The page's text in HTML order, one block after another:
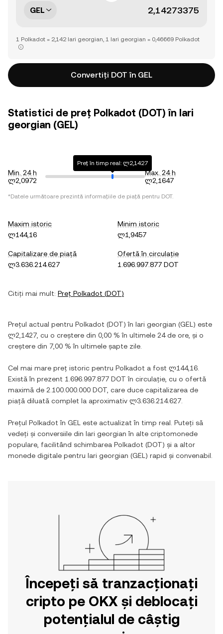
GEL
1 Polkadot = 2,142 lari georgian, 1 lari georgian = 0,46669 Polkadot
Convertiți DOT în GEL
Statistici de preț Polkadot (DOT) în lari
georgian (GEL)
Min. 24 h
ლ2,0972
Preț în timp real: ლ2,1427
Max. 24 h
ლ2,1647
*Datele următoare prezintă informațiile de piață pentru DOT.
Maxim istoric
ლ144,16
Minim istoric
ლ1,9457
Capitalizare de piață
ლ3.636.214.627
Ofertă în circulație
1.696.997.877 DOT
Citiți mai mult: Preț Polkadot (DOT)
Prețul actual pentru Polkadot (DOT) în lari georgian (GEL ) este
ლ2,1427 , cu o creștere din 0,00 % în ultimele 24 de ore, și o
creștere din 7,00 % în ultimele șapte zile.
Cel mai mare preț istoric pentru Polkadot a fost ლ144,16
Există în prezent 1.696.997.877 DOT în circulație, cu o ofertă
maximă de 2.100.000.000 DOT , care duce capitalizarea de
piață diluată complet la aproximativ ლ3.636.214.627
Prețul Polkadot în GEL este actualizat în timp real. Puteți să
vedeți și conversiile din lari georgian în alte criptomonede
populare, facilitând schimbarea Polkadot (DOT) și a altor
monede digitale pentru lari georgian (GEL ) rapid și convenabil.
Începeți să tranzacționați
cripto pe OKX și deblocați
potențialul de câștig